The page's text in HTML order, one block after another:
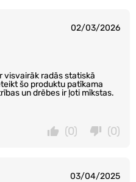
02/03/2026
visvairāk radās statiskā
šo produktu patīkama
un drēbes ir ļoti mīkstas.
(0)
(0)
03/04/2025